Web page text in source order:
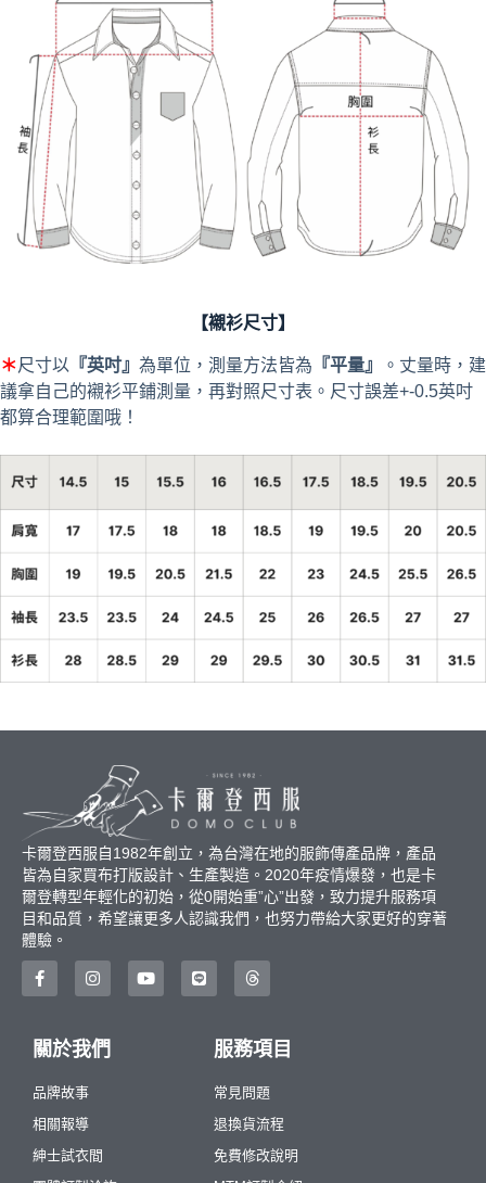
【襯衫尺寸】
＊尺寸以 『英吋』 為單位，測量方法皆為 『平量』
。丈量時，建
議拿自己的襯衫平鋪測量，再對照尺寸表。尺寸誤差+-0.5英吋
都算合理範圍哦！
卡爾登西服自1982年創立，為台灣在地的服飾傳產品牌，產品
皆為自家買布打版設計、生產製造。2020年疫情爆發，也是卡
爾登轉型年輕化的初始，從0開始重”心”出發，致力提升服務項
目和品質，希望讓更多人認識我們，也努力帶給大家更好的穿著
體驗。
關於我們
品牌故事
相關報導
紳士試衣間
服務項目
常見問題
退換貨流程
免費修改說明